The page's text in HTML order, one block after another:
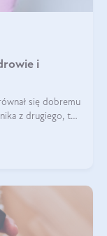
i
się dobremu
z drugiego, to